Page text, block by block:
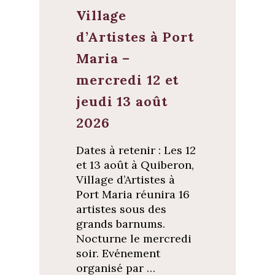
Village
d’Artistes à Port
Maria –
mercredi 12 et
jeudi 13 août
2026
Dates à retenir : Les 12
et 13 août à Quiberon,
Village d’Artistes à
Port Maria réunira 16
artistes sous des
grands barnums.
Nocturne le mercredi
soir. Evénement
organisé par …